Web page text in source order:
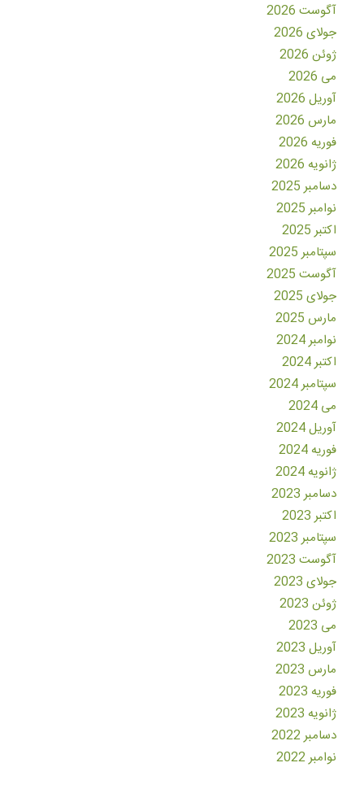
آگوست 2026
جولای 2026
ژوئن 2026
می 2026
آوریل 2026
مارس 2026
فوریه 2026
ژانویه 2026
دسامبر 2025
نوامبر 2025
اکتبر 2025
سپتامبر 2025
آگوست 2025
جولای 2025
مارس 2025
نوامبر 2024
اکتبر 2024
سپتامبر 2024
می 2024
آوریل 2024
فوریه 2024
ژانویه 2024
دسامبر 2023
اکتبر 2023
سپتامبر 2023
آگوست 2023
جولای 2023
ژوئن 2023
می 2023
آوریل 2023
مارس 2023
فوریه 2023
ژانویه 2023
دسامبر 2022
نوامبر 2022